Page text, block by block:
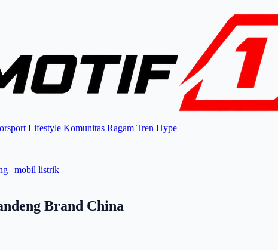
Lifestyle Komunitas Ragam Tren Hype
| mobil listrik
Brand China